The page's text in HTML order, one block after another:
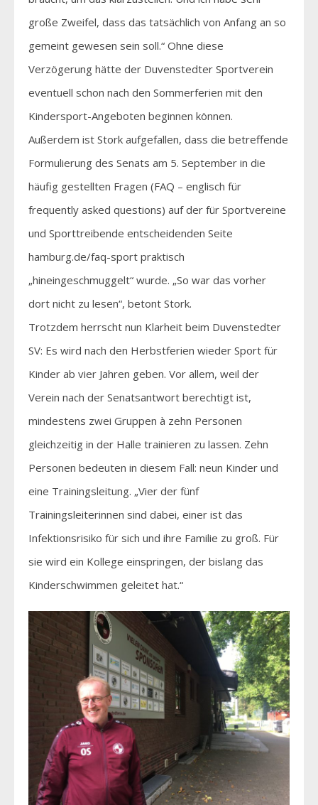
große Zweifel, dass das tatsächlich von Anfang an so
gemeint gewesen sein soll.“ Ohne diese
Verzögerung hätte der Duvenstedter Sportverein
eventuell schon nach den Sommerferien mit den
Kindersport-Angeboten beginnen können.
Außerdem ist Stork aufgefallen, dass die betreffende
Formulierung des Senats am 5. September in die
häufig gestellten Fragen (FAQ – englisch für
frequently asked questions) auf der für Sportvereine
und Sporttreibende entscheidenden Seite
hamburg.de/faq-sport praktisch
„hineingeschmuggelt“ wurde. „So war das vorher
dort nicht zu lesen“, betont Stork.
Trotzdem herrscht nun Klarheit beim Duvenstedter
SV: Es wird nach den Herbstferien wieder Sport für
Kinder ab vier Jahren geben. Vor allem, weil der
Verein nach der Senatsantwort berechtigt ist,
mindestens zwei Gruppen à zehn Personen
gleichzeitig in der Halle trainieren zu lassen. Zehn
Personen bedeuten in diesem Fall: neun Kinder und
eine Trainingsleitung. „Vier der fünf
Trainingsleiterinnen sind dabei, einer ist das
Infektionsrisiko für sich und ihre Familie zu groß. Für
sie wird ein Kollege einspringen, der bislang das
Kinderschwimmen geleitet hat.“